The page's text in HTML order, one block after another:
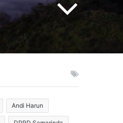
Andi Harun